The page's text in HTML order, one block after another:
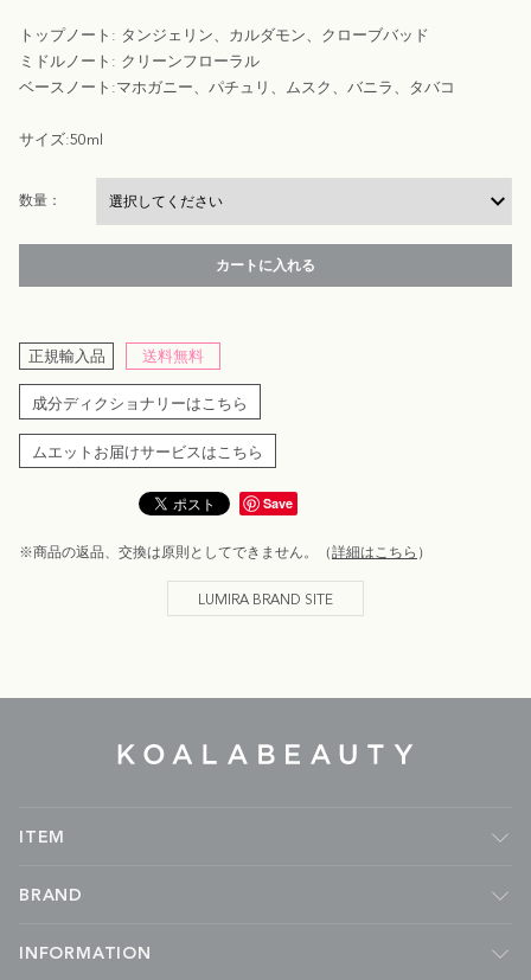
トップノート: タンジェリン、カルダモン、クローブバッド
ミドルノート: クリーンフローラル
ベースノート:マホガニー、パチュリ、ムスク、バニラ、タバコ
サイズ:50ml
数量：
カートに入れる
正規輸入品 送料無料
成分ディクショナリーはこちら
ムエットお届けサービスはこちら
Save
※商品の返品、交換は原則としてできません。（詳細はこちら ）
LUMIRA BRAND SITE
ITEM
フレグランス
キャンドル
BRAND
Malie Organics
INFORMATION